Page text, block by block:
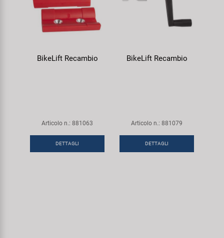
BikeLift Recambio
Articolo n.: 881063
DETTAGLI
BikeLift Recambio
Articolo n.: 881079
DETTAGLI